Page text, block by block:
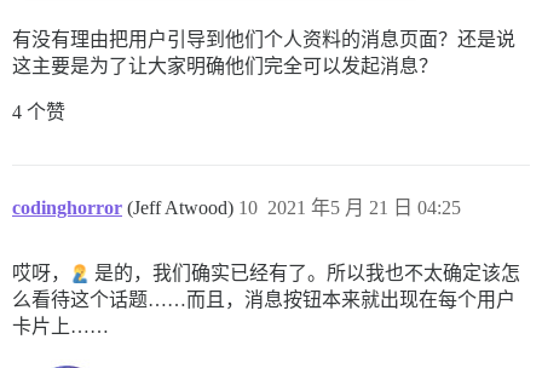
有没有理由把用户引导到他们个人资料的消息页面？还是说
这主要是为了让大家明确他们完全可以发起消息？
4 个赞
codinghorror (Jeff Atwood) 2021 年5 月 21 日 04:25
10
哎呀，
是的，我们确实已经有了。所以我也不太确定该怎
么看待这个话题……而且，消息按钮本来就出现在每个用户
卡片上……